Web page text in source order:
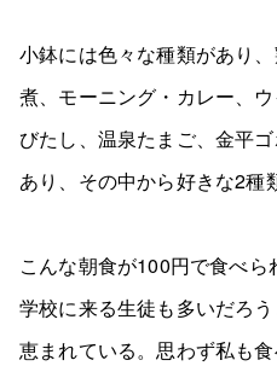
小鉢には色々な種類があり
煮、モーニング・カレー、
びたし、温泉たまご、金平
あり、その中から好きな2種
こんな朝食が100円で食べ
学校に来る生徒も多いだろ
恵まれている。思わず私も